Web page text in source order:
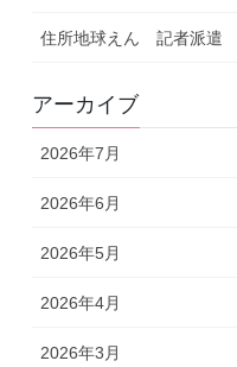
住所地球えん 記者派遣
アーカイブ
2026年7月
2026年6月
2026年5月
2026年4月
2026年3月